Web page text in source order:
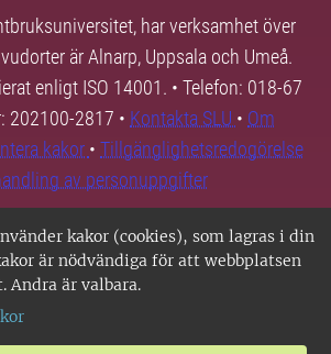
kakor (cookies), som lagras i din
är nödvändiga för att webbplatsen
Andra är valbara.
har verksamhet över
är Alnarp, Uppsala och Umeå.
enligt ISO 14001. • Telefon: 018-67
202100-2817 • Kontakta SLU • Om
kakor • Tillgänglighetsredogörelse
av personuppgifter